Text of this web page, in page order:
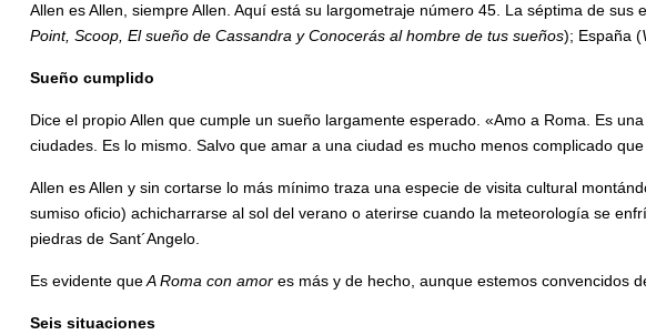
Allen es Allen, siempre Allen. Aquí está su largometraje número 45. La séptima de
Point, Scoop, El sueño de Cassandra y Conocerás al hombre de tus sueños); España (
Sueño cumplido
Dice el propio Allen que cumple un sueño largamente esperado. «Amo a Roma. Es
ciudades. Es lo mismo. Salvo que amar a una ciudad es mucho menos complicado
Allen es Allen y sin cortarse lo más mínimo traza una especie de visita cultural
sumiso oficio) achicharrarse al sol del verano o aterirse cuando la meteorología se
piedras de Sant´Angelo.
Es evidente queA Roma con amores más y de hecho, aunque estemos convencidos
Seis situaciones